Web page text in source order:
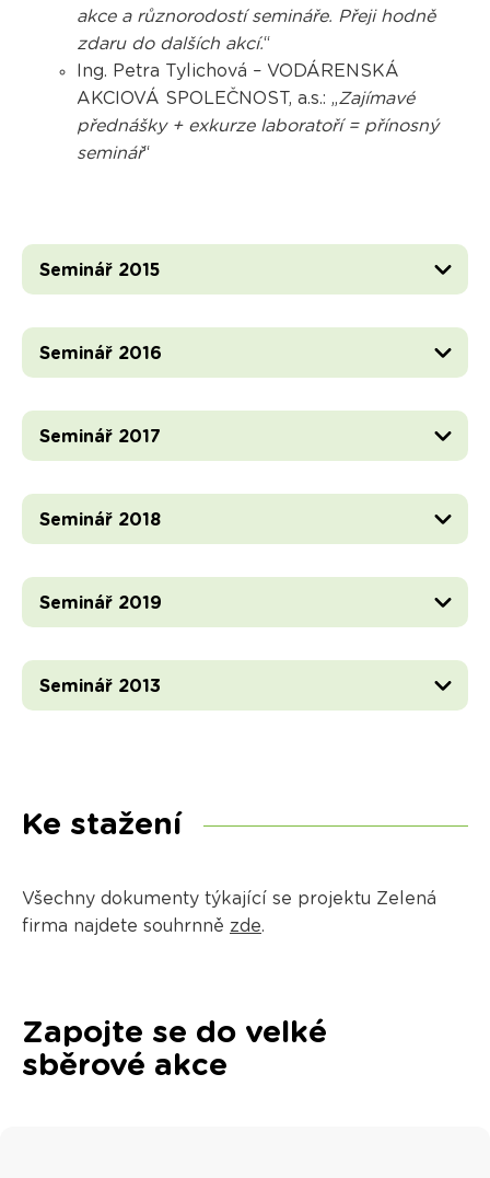
akce a různorodostí semináře. Přeji hodně
zdaru do dalších akcí.“
Ing. Petra Tylichová – VODÁRENSKÁ
AKCIOVÁ SPOLEČNOST, a.s.: „Zajímavé
přednášky + exkurze laboratoří = přínosný
seminář“
Seminář 2015
Seminář 2016
Seminář 2017
Seminář 2018
Seminář 2019
Seminář 2013
Ke stažení
Všechny dokumenty týkající se projektu Zelená
firma najdete souhrnně zde.
Zapojte se do velké
sběrové akce